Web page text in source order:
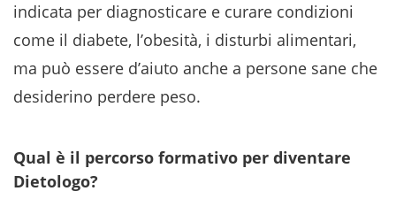
indicata per diagnosticare e curare condizioni
come il diabete, l’obesità, i disturbi alimentari,
ma può essere d’aiuto anche a persone sane che
desiderino perdere peso.
Qual è il percorso formativo per diventare
Dietologo?